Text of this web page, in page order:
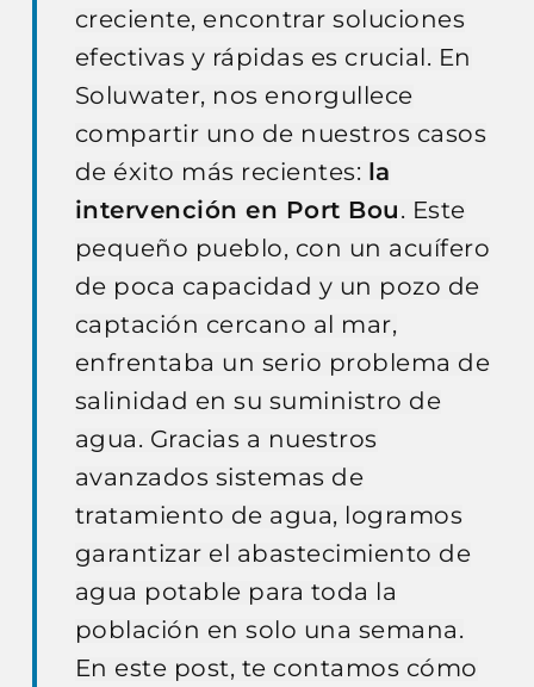
creciente, encontrar soluciones
efectivas y rápidas es crucial. En
Soluwater, nos enorgullece
compartir uno de nuestros casos
de éxito más recientes: la
intervención en Port Bou. Este
pequeño pueblo, con un acuífero
de poca capacidad y un pozo de
captación cercano al mar,
enfrentaba un serio problema de
salinidad en su suministro de
agua. Gracias a nuestros
avanzados sistemas de
tratamiento de agua, logramos
garantizar el abastecimiento de
agua potable para toda la
población en solo una semana.
En este post, te contamos cómo